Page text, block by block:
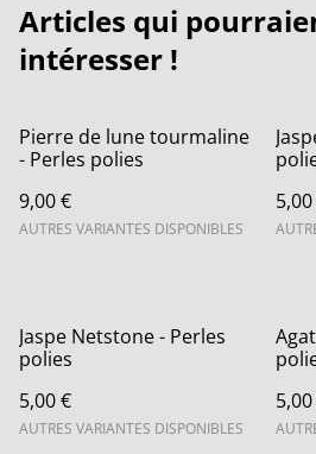
Articles qui
intéresser !
Pierre de lune tourmaline
- Perles polies
9,00 €
AUTRES VARIANTES DISPONIBLES
Jaspe Netstone - Perles
polies
5,00 €
AUTRES VARIANTES DISPONIBLES